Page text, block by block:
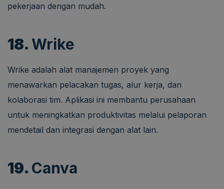
pekerjaan dengan mudah.
18. Wrike
Wrike adalah alat manajemen proyek yang
menawarkan pelacakan tugas, alur kerja, dan
kolaborasi tim. Aplikasi ini membantu perusahaan
untuk meningkatkan produktivitas melalui pelaporan
mendetail dan integrasi dengan alat lain.
19. Canva